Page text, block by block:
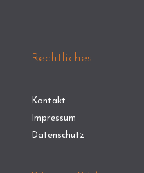
Rechtliches
Kontakt
Impressum
Datenschutz